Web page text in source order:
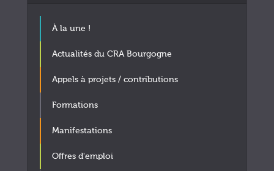
À la une !
Actualités du CRA Bourgogne
Appels à projets / contributions
Formations
Manifestations
Offres d'emploi